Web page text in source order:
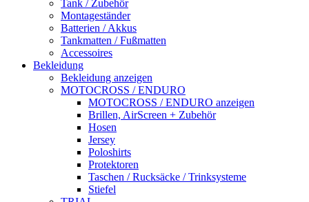
Tank / Zubehör
Montageständer
Batterien / Akkus
Tankmatten / Fußmatten
Accessoires
Bekleidung
Bekleidung anzeigen
MOTOCROSS / ENDURO
MOTOCROSS / ENDURO anzeigen
Brillen, AirScreen + Zubehör
Hosen
Jersey
Poloshirts
Protektoren
Taschen / Rucksäcke / Trinksysteme
Stiefel